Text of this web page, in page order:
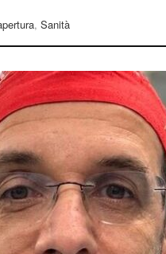
, Sanità